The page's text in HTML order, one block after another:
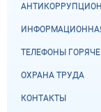
ТЕЛЕФОНЫ
ОХРАНА ТРУДА
КОНТАКТЫ